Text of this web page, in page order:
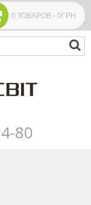
0 ТОВАРОВ - 0ГРН
80